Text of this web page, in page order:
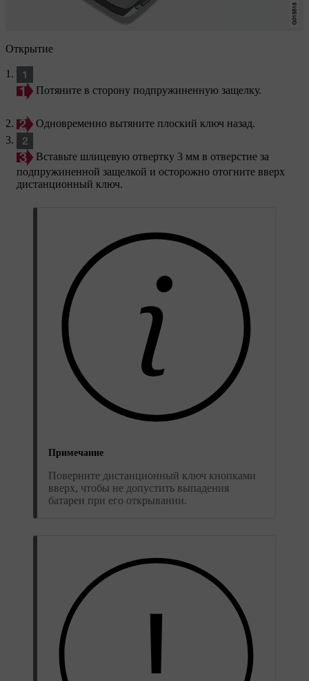
Открытие
Потяните в сторону подпружиненную защелку.
Одновременно вытяните плоский ключ назад.
Вставьте шлицевую отвертку 3 мм в отверстие за
подпружиненной защелкой и осторожно отогните вверх
дистанционный ключ.
Примечание
Поверните дистанционный ключ кнопками
вверх, чтобы не допустить выпадения
батареи при его открывании.